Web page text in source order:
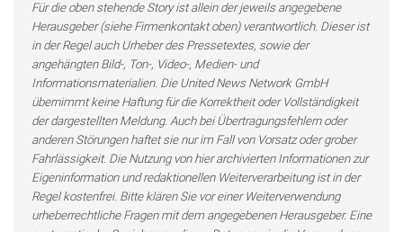
Für die oben stehende Story ist allein der jeweils angegebene
Herausgeber (siehe Firmenkontakt oben) verantwortlich. Dieser ist
in der Regel auch Urheber des Pressetextes, sowie der
angehängten Bild-, Ton-, Video-, Medien- und
Informationsmaterialien. Die United News Network GmbH
übernimmt keine Haftung für die Korrektheit oder Vollständigkeit
der dargestellten Meldung. Auch bei Übertragungsfehlern oder
anderen Störungen haftet sie nur im Fall von Vorsatz oder grober
Fahrlässigkeit. Die Nutzung von hier archivierten Informationen zur
Eigeninformation und redaktionellen Weiterverarbeitung ist in der
Regel kostenfrei. Bitte klären Sie vor einer Weiterverwendung
urheberrechtliche Fragen mit dem angegebenen Herausgeber. Eine